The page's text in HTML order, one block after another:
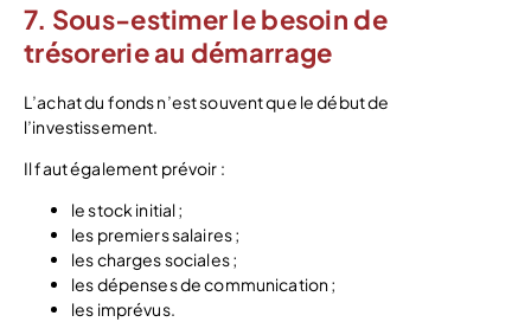
7. Sous-estimer le besoin de
trésorerie au démarrage
L’achat du fonds n’est souvent que le début de
l’investissement.
Il faut également prévoir :
le stock initial ;
les premiers salaires ;
les charges sociales ;
les dépenses de communication ;
les imprévus.